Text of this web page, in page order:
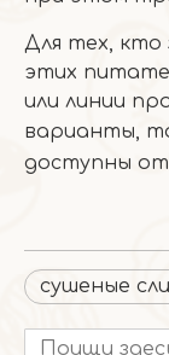
Для тех, кто
этих
или линии
варианты,
доступны
сушеные